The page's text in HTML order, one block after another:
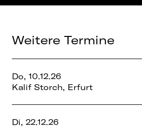
Weitere Termine
Do, 10.12.26
Kalif Storch, Erfurt
Di, 22.12.26